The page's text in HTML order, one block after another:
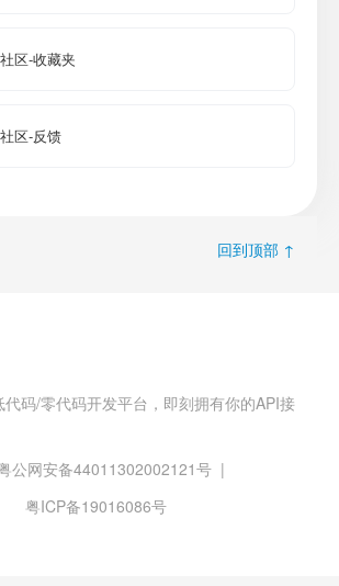
区-收藏夹
区-反馈
回到顶部 ↑
码/零代码开发平台，即刻拥有你的API接
公网安备44011302002121号 |
粤ICP备19016086号